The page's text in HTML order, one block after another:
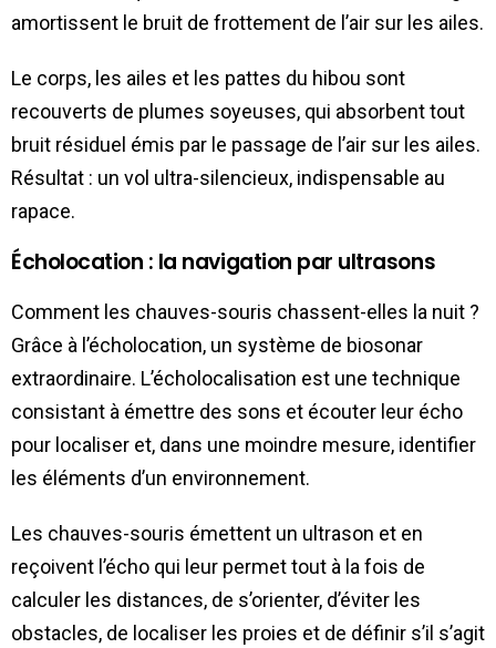
amortissent le bruit de frottement de l’air sur les ailes.
Le corps, les ailes et les pattes du hibou sont
recouverts de plumes soyeuses, qui absorbent tout
bruit résiduel émis par le passage de l’air sur les ailes.
Résultat : un vol ultra-silencieux, indispensable au
rapace.
Écholocation : la navigation par ultrasons
Comment les chauves-souris chassent-elles la nuit ?
Grâce à l’écholocation, un système de biosonar
extraordinaire. L’écholocalisation est une technique
consistant à émettre des sons et écouter leur écho
pour localiser et, dans une moindre mesure, identifier
les éléments d’un environnement.
Les chauves-souris émettent un ultrason et en
reçoivent l’écho qui leur permet tout à la fois de
calculer les distances, de s’orienter, d’éviter les
obstacles, de localiser les proies et de définir s’il s’agit